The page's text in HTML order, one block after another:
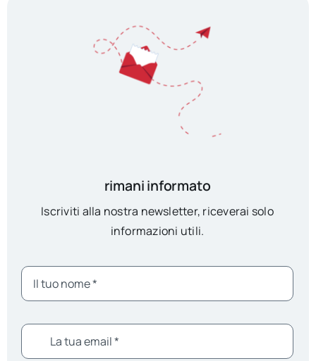
rimani informato
Iscriviti alla nostra newsletter, riceverai solo
informazioni utili.